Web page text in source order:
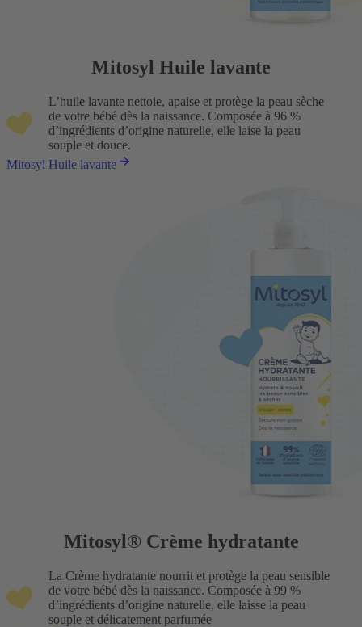
Mitosyl Huile lavante
L’huile lavante nettoie, apaise et protège la peau sèche
de votre bébé dès la naissance. Composée à 96 %
d’ingrédients d’origine naturelle, elle laise la peau
souple et douce.
Mitosyl Huile lavante
Mitosyl® Crème hydratante
La Crème hydratante nourrit et protège la peau sensible
de votre bébé dès la naissance. Composée à 99 %
d’ingrédients d’origine naturelle, elle laisse la peau
souple et délicatement parfumée